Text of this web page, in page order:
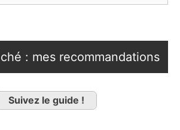
: mes recommandations
Suivez le guide !